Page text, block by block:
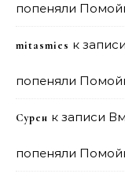
попеняли
mitasmies к записи
попеняли
Сурен к записи
попеняли